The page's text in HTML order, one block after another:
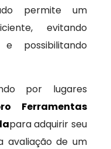
permite um
evitando
possibilitando
por lugares
Ferramentas
para adquirir seu
avaliação de um